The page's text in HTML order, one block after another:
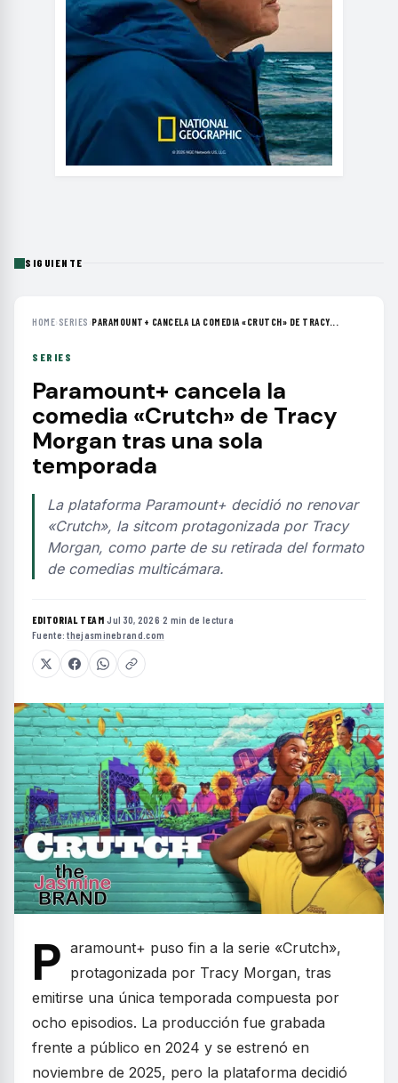
SIGUIENTE
HOME› SERIES ›PARAMOUNT+ CANCELA LA COMEDIA «CRUTCH» DE TRACY...
SERIES
Paramount+ cancela la
comedia «Crutch» de Tracy
Morgan tras una sola
temporada
La plataforma Paramount+ decidió no renovar
«Crutch», la sitcom protagonizada por Tracy
Morgan, como parte de su retirada del formato
de comedias multicámara.
EDITORIAL TEAM·Jul 30, 2026·2 min de lectura·
Fuente:thejasminebrand.com
P aramount+ puso fin a la serie «Crutch»,
protagonizada por Tracy Morgan, tras
emitirse una única temporada compuesta por
ocho episodios. La producción fue grabada
frente a público en 2024 y se estrenó en
noviembre de 2025, pero la plataforma decidió